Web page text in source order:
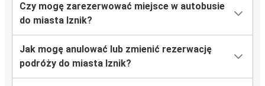
Czy mogę zarezerwować miejsce w autobusie
do miasta Iznik?
Jak mogę anulować lub zmienić rezerwację
podróży do miasta Iznik?